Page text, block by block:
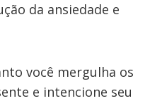
da ansiedade e
você mergulha os
e intencione seu